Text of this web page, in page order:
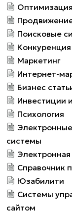
Поисковые
Конкуренция
Маркетинг
Интернет-
Бизнес
Инвестиции
Психология
системы
Справочник
Юзабилити
Системы
сайтом